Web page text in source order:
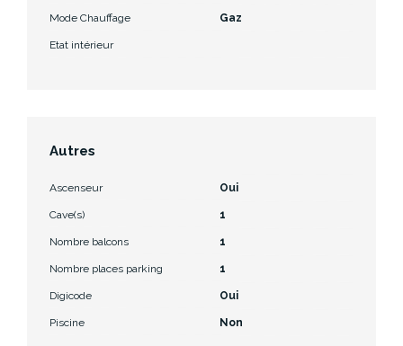
Mode Chauffage Gaz
Etat intérieur
Autres
Ascenseur Oui
Cave(s) 1
Nombre balcons 1
Nombre places parking 1
Digicode Oui
Piscine Non